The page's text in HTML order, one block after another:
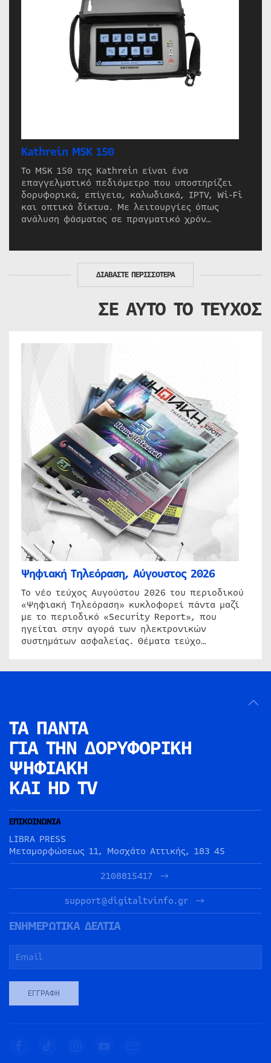
Kathrein MSK 150
Το MSK 150 της Kathrein είναι ένα
επαγγελματικό πεδιόμετρο που υποστηρίζει
δορυφορικά, επίγεια, καλωδιακά, IPTV, Wi-Fi
και οπτικά δίκτυα. Με λειτουργίες όπως
ανάλυση φάσματος σε πραγματικό χρόν…
ΔΙΑΒΑΣΤΕ ΠΕΡΙΣΣΟΤΕΡΑ
ΣΕ ΑΥΤΟ ΤΟ ΤΕΥΧΟΣ
Ψηφιακή Τηλεόραση, Αύγουστος 2026
Το νέο τεύχος Αυγούστου 2026 του περιοδικού
«Ψηφιακή Τηλεόραση» κυκλοφορεί πάντα μαζί
με το περιοδικό «Security Report», που
ηγείται στην αγορά των ηλεκτρονικών
συστημάτων ασφαλείας. Θέματα τεύχο…
ΤΑ ΠΑΝΤΑ
ΓΙΑ ΤΗΝ ΔΟΡΥΦΟΡΙΚΗ
ΨΗΦΙΑΚΗ
ΚΑΙ HD TV
ΕΠΙΚΟΙΝΩΝΙΑ
LIBRA PRESS
Μεταμορφώσεως 11, Μοσχάτο Αττικής, 183 45
2108815417
support@digitaltvinfo.gr
ΕΝΗΜΕΡΩΤΙΚΑ ΔΕΛΤΙΑ
ΕΓΓΡΑΦΉ